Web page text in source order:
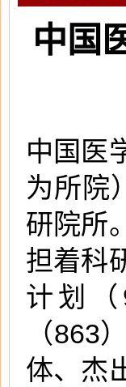
中国
中国医
为所院
研院所
担着科
计划
（863
体、杰